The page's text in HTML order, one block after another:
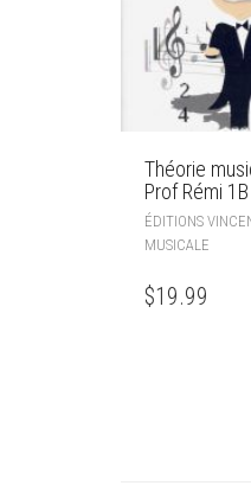
Théorie
Prof Rémi 1B
ÉDITIONS
MUSICALE
$19.99